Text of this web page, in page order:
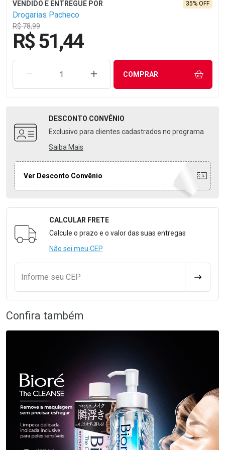
Drogarias Pacheco
R$ 78,99
35% OFF
R$ 51,44
REMOVER UMA UNIDADEAUMENTAR UMA UNIDADE
COMPRAR
DESCONTO CONVÊNIO
Exclusivo para clientes cadastrados no programa
Saiba Mais
Ver Desconto Convênio
Formulário para Calcular o Frete
CALCULAR FRETE
Calcule o prazo e o valor das suas entregas
Não sei meu CEP
Informe seu CEP
Confira também